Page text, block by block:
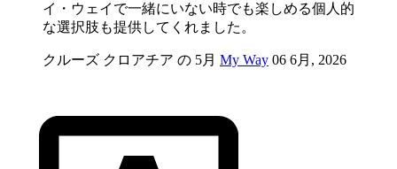
イ・ウェイで一緒にいない時でも楽しめる個人的
な選択肢も提供してくれました。
クルーズ クロアチア の 5月 My Way 06 6月, 2026